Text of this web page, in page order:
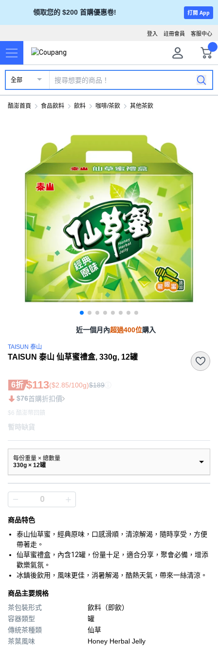
領取您的 $200 首購優惠卷! 打開 App
客服中心
註冊會員
登入
全部
酷澎首頁 食品飲料 飲料 咖啡/茶飲 其他茶飲
近一個月內超過400位購入
TAISUN 泰山
TAISUN 泰山 仙草蜜禮盒, 330g, 12罐
6折 $113($2.85/100g)$189
$76首購折扣價
$6 酷澎幣回饋
暫時缺貨
每份重量 × 總數量
330g × 12罐
商品特色
泰山仙草蜜，經典原味，口感滑順，清涼解渴，隨時享受，方便
帶著走。
仙草蜜禮盒，內含12罐，份量十足，適合分享，聚會必備，增添
歡樂氣氛。
冰鎮後飲用，風味更佳，消暑解渴，酷熱天氣，帶來一絲清涼。
商品主要規格
茶包裝形式
飲料（即飲）
容器類型
罐
傳統茶種類
仙草
茶葉風味
Honey Herbal Jelly